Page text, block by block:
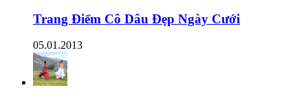
Trang Điểm Cô Dâu Đẹp Ngày Cưới
05.01.2013